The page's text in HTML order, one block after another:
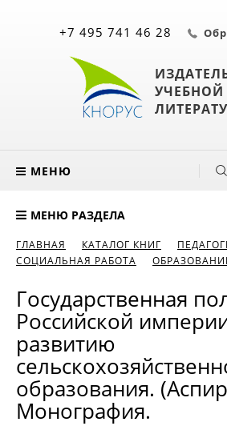
УЧЕБНОЙ
+7 495 741 46 28
МЕНЮ
МЕНЮ РАЗДЕЛА
ГЛАВНАЯ КАТАЛОГ КНИГ
СОЦИАЛЬНАЯ РАБОТА
Государственная
Российской
развитию
образования.
Монография.